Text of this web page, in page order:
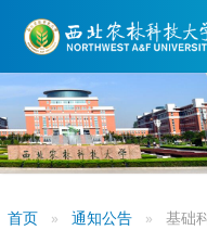
首页 通知公告 基础